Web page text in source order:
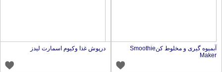
آبمیوه گیری و مخلوط کنSmoothie
Maker
درپوش غذا وکیوم اسمارت لیدز